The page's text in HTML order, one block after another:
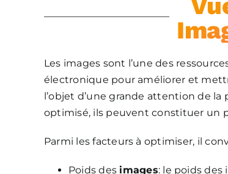
Les images sont l’une des
électronique pour améliorer et
l’objet d’une grande attention de
optimisé, ils peuvent constituer un
Parmi les facteurs à optimiser, il
Poids des images: le poids